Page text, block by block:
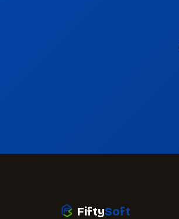
FiftySoft